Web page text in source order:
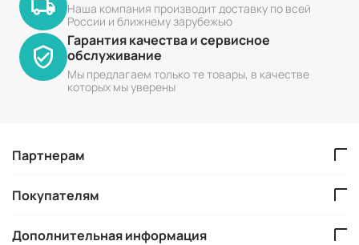
Наша компания производит доставку по всей
России и ближнему зарубежью
Гарантия качества и сервисное
обслуживание
Мы предлагаем только те товары, в качестве
которых мы уверены
Партнерам
Покупателям
Дополнительная информация